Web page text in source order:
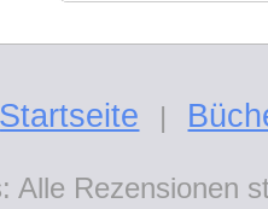
Startseite |
Alle Rezensionen